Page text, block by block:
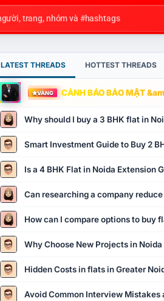
LATEST THREADS HOTTEST THREADS
VÀNG CẢNH BÁO BẢO MẬT
Why should I buy a 3 BHK flat in
Smart Investment Guide to Buy 2
Is a 4 BHK Flat in Noida Extension
Can researching a company
How can I compare options to buy
Why Choose New Projects in
Hidden Costs in flats in Greater
Avoid Common Interview Mistakes